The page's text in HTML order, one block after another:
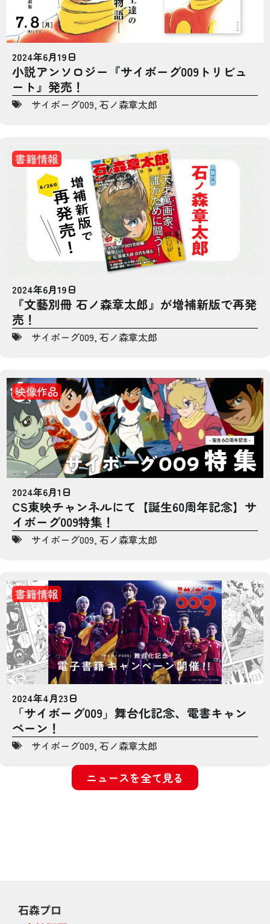
2024年6月19日
小説アンソロジー『サイボーグ009トリビュ
ート』発売！
サイボーグ009, 石ノ森章太郎
書籍情報
2024年6月19日
『文藝別冊 石ノ森章太郎』が増補新版で再発
売！
サイボーグ009, 石ノ森章太郎
映像作品
2024年6月1日
CS東映チャンネルにて【誕生60周年記念】サ
イボーグ009特集！
サイボーグ009, 石ノ森章太郎
書籍情報
2024年4月23日
「サイボーグ009」舞台化記念、電書キャン
ペーン！
サイボーグ009, 石ノ森章太郎
ニュースを全て見る
石森プロ